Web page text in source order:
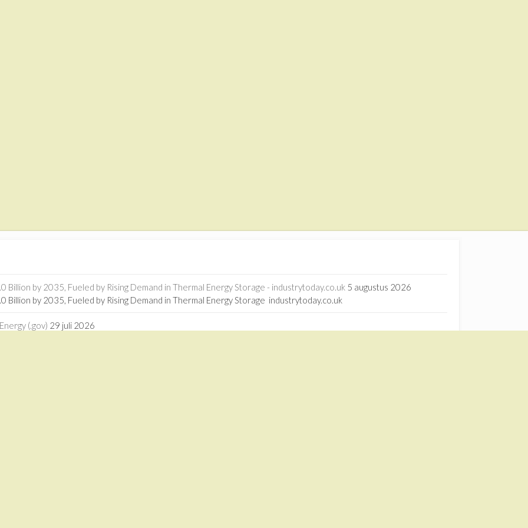
Billion by 2035, Fueled by Rising Demand in Thermal Energy Storage - industrytoday.co.uk 5 augustus 2026
Billion by 2035, Fueled by Rising Demand in Thermal Energy Storage industrytoday.co.uk
(.gov) 29 juli 2026